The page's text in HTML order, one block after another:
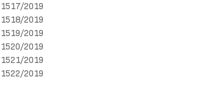
1517/2019
1518/2019
1519/2019
1520/2019
1521/2019
1522/2019